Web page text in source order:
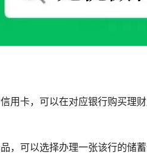
用卡，可以在对应银行购买理
，可以选择办理一张该行的储